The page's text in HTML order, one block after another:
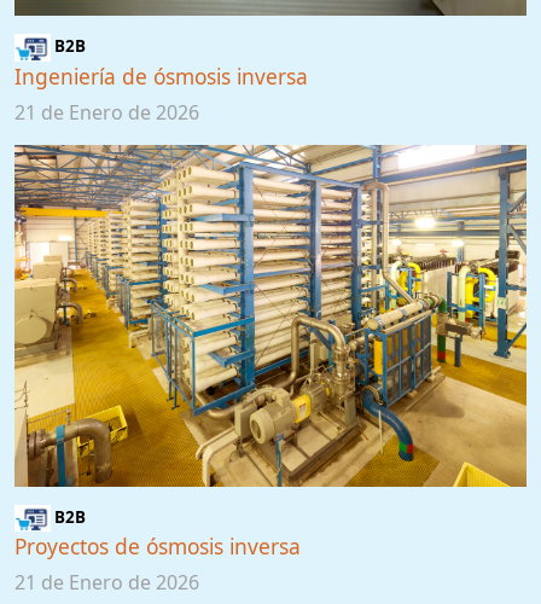
B2B
Ingeniería de ósmosis inversa
21 de Enero de 2026
B2B
Proyectos de ósmosis inversa
21 de Enero de 2026